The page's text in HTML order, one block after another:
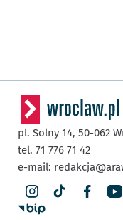
pl. Solny 14, 50-062
tel. 71 776 71 42
e-mail: